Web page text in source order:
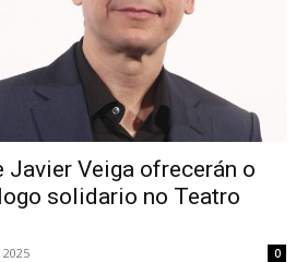
Javier Veiga ofrecerán o
solidario no Teatro
0